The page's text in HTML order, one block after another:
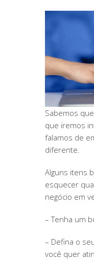
Sabemos
que iremos
falamos de
diferente.
Alguns itens
esquecer
negócio em
– Tenha um
– Defina o
você quer